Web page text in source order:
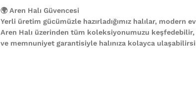
🌍 Aren Halı Güvencesi
Yerli üretim gücümüzle hazırladığımız halılar, modern
Aren Halı üzerinden tüm koleksiyonumuzu
ve memnuniyet garantisiyle halınıza kolayca